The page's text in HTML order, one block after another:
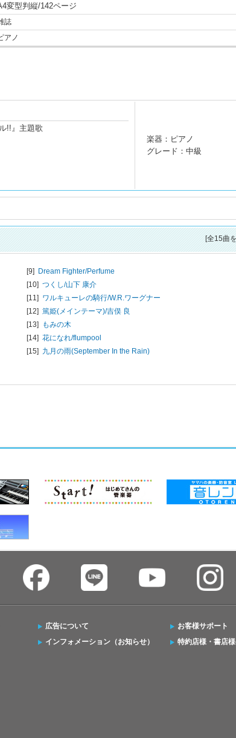
変型判縦/142ページ
誌
アノ
!!』主題歌
楽器：ピアノ
グレード：中級
[全15曲
[9] Dream Fighter/Perfume
[10] つくし/山下 康介
[11] ワルキューレの騎行/W.R.ワーグナー
[12] 篤姫(メインテーマ)/吉俣 良
[13] もみの木
[14] 花になれ/flumpool
[15] 九月の雨(September In the Rain)
広告について
インフォメーション（お知らせ）
お客様サポート
特約店様・書店